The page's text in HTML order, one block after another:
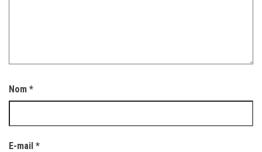
Nom *
E-mail *